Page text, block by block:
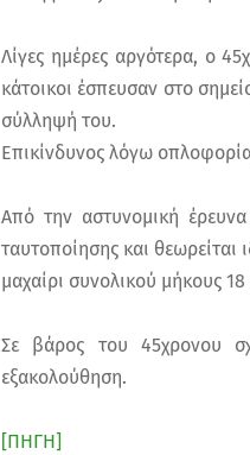
Λίγες ημέρες αργότερα, ο
κάτοικοι έσπευσαν στο
σύλληψή του.
Επικίνδυνος λόγω
Από την αστυνομική
ταυτοποίησης και θεωρείται
μαχαίρι συνολικού μήκους
Σε βάρος του 45χρονου
εξακολούθηση.
[ΠΗΓΗ]